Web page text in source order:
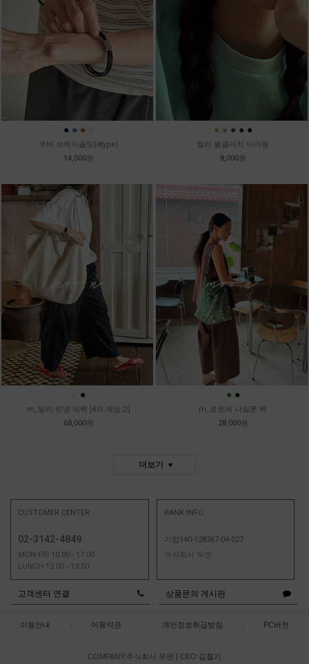
● ● ●
쿠바 브레이슬릿(4type)
14,000원
● ● ● ● ●
컬러 볼클러치 이어링
8,000원
●
m_빌리 린넨 빅백 [4차 재입고]
68,000원
● ●
m_로로에 나일론 백
28,000원
더보기
CUSTOMER CENTER
02-3142-4849
MON-FRI 10:00 - 17:00
LUNCH 12:00 - 13:00
BANK INFO
기업140-128367-04-027
주식회사 무엔
고객센터 연결 상품문의 게시판
이용안내 이용약관 개인정보취급방침 PC버젼
COMPANY:주식회사 무엔 | CEO:김철기